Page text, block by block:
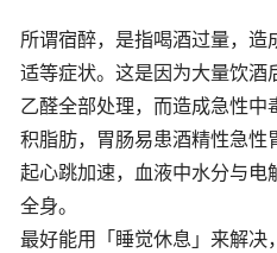
所谓宿醉，是指喝酒过量，
适等症状。这是因为大量饮酒
乙醛全部处理，而造成急性
积脂肪，胃肠易患酒精性急性
起心跳加速，血液中水分与电
全身。
最好能用「睡觉休息」来解决